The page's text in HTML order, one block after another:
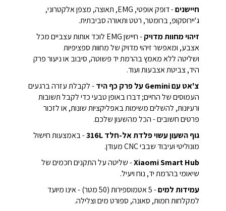
חיישנים
- דופק אופטי, EMG, תאוצה, מצפן אלקטרוני,
ג'יירוסקופ, ברומטר, רטט ותאורה סביבתית.
זיהוי מחוות מדויק
- חיישן EMG לוכד אותות עצביים מכל
אצבע, ומאפשר זיהוי מדויק של מחוות ספציפיות
ושליטה ללא מאמץ בהרמת יד פשוטה, סיבוב או ניעור פרק
היד, צביטת אצבעות ועוד.
צ'אט עם Gemini על פרק כף היד
- לקבלת עזרה ברגעים
העמוסים של החיים; דברו באופן טבעי כדי לקבל תשובות
ורעיונות, להשלים משימות באפליקציות שונות, או לזכור
פרטים חשובים - הכל מהשעון שלכם.
גוף השעון עשוי פלדת אל-חלד 316L
- באמצעות חישול
מונוליטי ועיבוד שבבי CNC מעודן.
Xiaomi Smart Hub- שליטה על התקנים חכמים של
שיאומי בהרמת יד, נוח ויעיל.
עמידות למים
- 5 אטמוספירות (50 מטר) - אינו מיועד
למקלחות חמות, סאונה, ספורט מים וצלילה.